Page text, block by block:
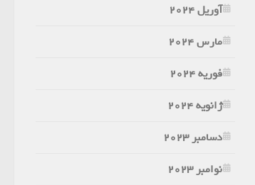
آوریل 2024
مارس 2024
فوریه 2024
ژانویه 2024
دسامبر 2023
نوامبر 2023